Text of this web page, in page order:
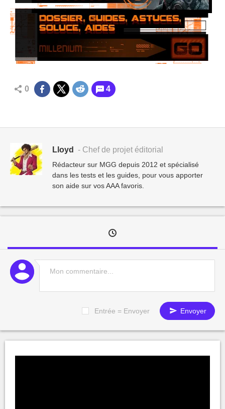
0 4
Lloyd - Chef de projet éditorial
Rédacteur sur MGG depuis 2012 et spécialisé
dans les tests et les guides, pour vous apporter
son aide sur vos AAA favoris.
Entrée = Envoyer Envoyer